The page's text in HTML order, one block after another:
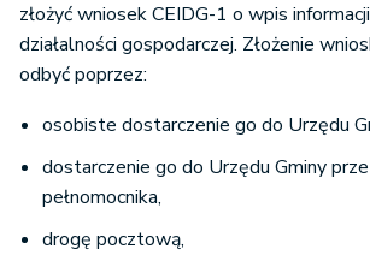
złożyć wniosek CEIDG-1 o wpis
działalności gospodarczej. Złożenie
odbyć poprzez:
osobiste dostarczenie go do Urzędu
dostarczenie go do Urzędu Gminy
pełnomocnika,
drogę pocztową,